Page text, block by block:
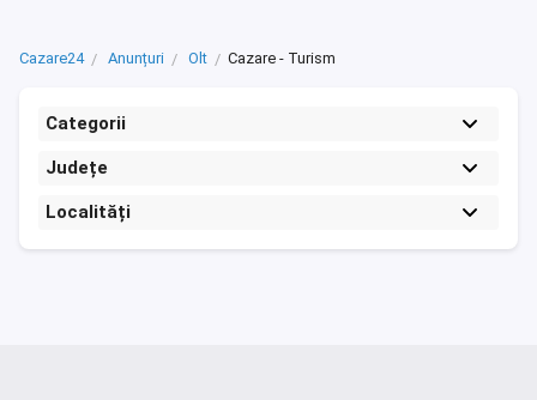
Cazare24 Anunțuri Olt Cazare - Turism
Categorii
Județe
Localități